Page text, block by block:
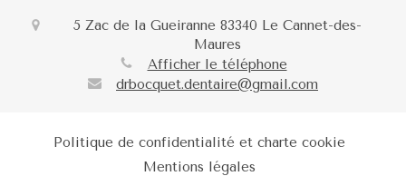
5 Zac de la Gueiranne 83340 Le Cannet-des-
Maures
Afficher le téléphone
drbocquet.dentaire@gmail.com
Politique de confidentialité et charte cookie
Mentions légales